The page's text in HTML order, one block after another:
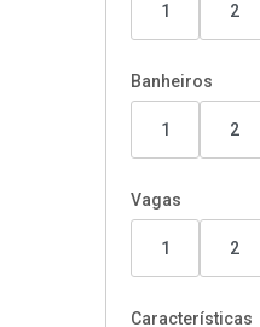
1 2
Banheiros
1 2
Vagas
1 2
Características